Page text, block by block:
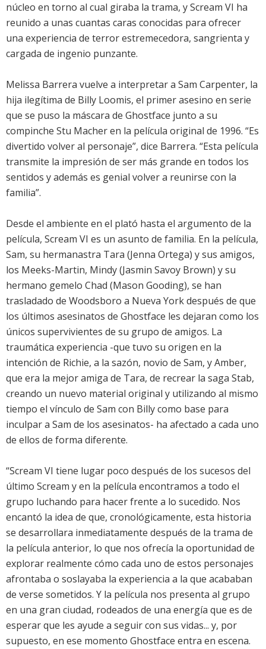
núcleo en torno al cual giraba la trama, y Scream VI ha
reunido a unas cuantas caras conocidas para ofrecer
una experiencia de terror estremecedora, sangrienta y
cargada de ingenio punzante.
Melissa Barrera vuelve a interpretar a Sam Carpenter, la
hija ilegítima de Billy Loomis, el primer asesino en serie
que se puso la máscara de Ghostface junto a su
compinche Stu Macher en la película original de 1996. “Es
divertido volver al personaje”, dice Barrera. “Esta película
transmite la impresión de ser más grande en todos los
sentidos y además es genial volver a reunirse con la
familia”.
Desde el ambiente en el plató hasta el argumento de la
película, Scream VI es un asunto de familia. En la película,
Sam, su hermanastra Tara (Jenna Ortega) y sus amigos,
los Meeks-Martin, Mindy (Jasmin Savoy Brown) y su
hermano gemelo Chad (Mason Gooding), se han
trasladado de Woodsboro a Nueva York después de que
los últimos asesinatos de Ghostface les dejaran como los
únicos supervivientes de su grupo de amigos. La
traumática experiencia -que tuvo su origen en la
intención de Richie, a la sazón, novio de Sam, y Amber,
que era la mejor amiga de Tara, de recrear la saga Stab,
creando un nuevo material original y utilizando al mismo
tiempo el vínculo de Sam con Billy como base para
inculpar a Sam de los asesinatos- ha afectado a cada uno
de ellos de forma diferente.
“Scream VI tiene lugar poco después de los sucesos del
último Scream y en la película encontramos a todo el
grupo luchando para hacer frente a lo sucedido. Nos
encantó la idea de que, cronológicamente, esta historia
se desarrollara inmediatamente después de la trama de
la película anterior, lo que nos ofrecía la oportunidad de
explorar realmente cómo cada uno de estos personajes
afrontaba o soslayaba la experiencia a la que acababan
de verse sometidos. Y la película nos presenta al grupo
en una gran ciudad, rodeados de una energía que es de
esperar que les ayude a seguir con sus vidas... y, por
supuesto, en ese momento Ghostface entra en escena.